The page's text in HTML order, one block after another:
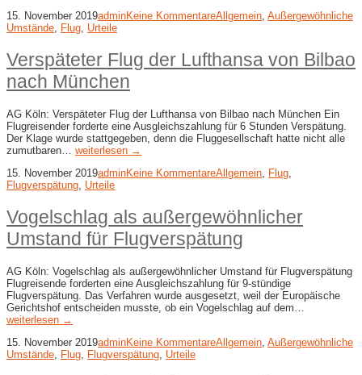
15. November 2019adminKeine KommentareAllgemein Außergewöhnliche
Umstände
Flug Urteile
Verspäteter Flug der Lufthansa von Bilbao
nach München
AG Köln: Verspäteter Flug der Lufthansa von Bilbao nach München Ein
Flugreisender forderte eine Ausgleichszahlung für 6 Stunden Verspätung.
Der Klage wurde stattgegeben, denn die Fluggesellschaft hatte nicht alle
zumutbaren… weiterlesen →
15. November 2019adminKeine KommentareAllgemein, Flug,
Flugverspätung, Urteile
Vogelschlag als außergewöhnlicher
Umstand für Flugverspätung
AG Köln: Vogelschlag als außergewöhnlicher Umstand für Flugverspätung
Flugreisende forderten eine Ausgleichszahlung für 9-stündige
Flugverspätung. Das Verfahren wurde ausgesetzt, weil der Europäische
Gerichtshof entscheiden musste, ob ein Vogelschlag auf dem…
weiterlesen →
15. November 2019adminKeine KommentareAllgemein, Außergewöhnliche
Umstände, Flug, Flugverspätung, Urteile